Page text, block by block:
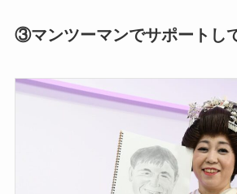
③マンツーマンでサポートし